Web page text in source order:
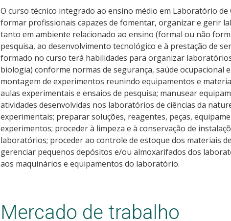
O curso técnico integrado ao ensino médio em Laboratório
formar profissionais capazes de fomentar, organizar e gerir
tanto em ambiente relacionado ao ensino (formal ou não
pesquisa, ao desenvolvimento tecnológico e à prestação de
formado no curso terá habilidades para organizar
biologia) conforme normas de segurança, saúde ocupacional
montagem de experimentos reunindo equipamentos e
aulas experimentais e ensaios de pesquisa; manusear
atividades desenvolvidas nos laboratórios de ciências da
experimentais; preparar soluções, reagentes, peças,
experimentos; proceder à limpeza e à conservação de
laboratórios; proceder ao controle de estoque dos materiais
gerenciar pequenos depósitos e/ou almoxarifados dos
aos maquinários e equipamentos do laboratório.
Mercado de trabalho